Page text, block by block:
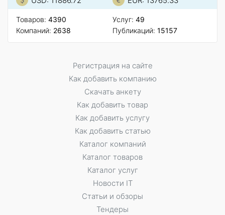
Товаров: 4390
Компаний: 2638
Услуг: 49
Публикаций: 15157
Регистрация на сайте
Как добавить компанию
Скачать анкету
Как добавить товар
Как добавить услугу
Как добавить статью
Каталог компаний
Каталог товаров
Каталог услуг
Новости IT
Статьи и обзоры
Тендеры